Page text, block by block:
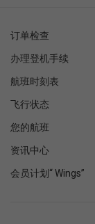
订单检查
办理登机手续
航班时刻表
飞行状态
您的航班
资讯中心
会员计划“ Wings”